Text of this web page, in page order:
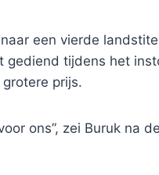
een vierde
gediend tijdens het
prijs.
ons”, zei Buruk na